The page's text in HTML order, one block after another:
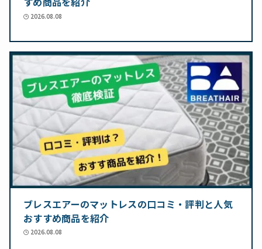
2026.08.08
ブレスエアーのマットレスの口コミ・評判と人気
おすすめ商品を紹介
2026.08.08